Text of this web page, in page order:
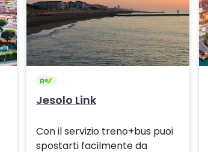
Jesolo Link
Con il servizio treno+bus puoi
spostarti facilmente da